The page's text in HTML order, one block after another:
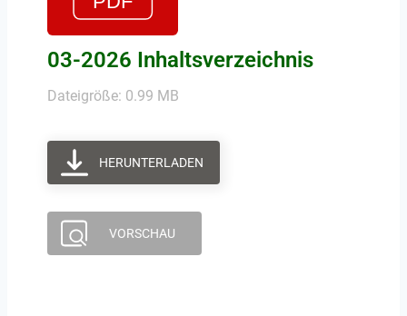
03-2026 Inhaltsverzeichnis
Dateigröße: 0.99 MB
HERUNTERLADEN
VORSCHAU